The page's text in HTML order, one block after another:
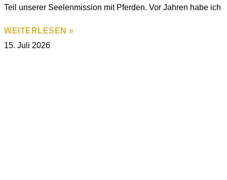
Teil unserer Seelenmission mit Pferden. Vor Jahren habe ich
WEITERLESEN »
15. Juli 2026